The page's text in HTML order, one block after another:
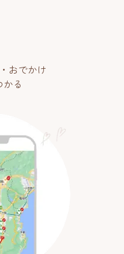
おでかけ
る